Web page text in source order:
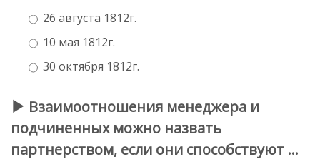
26 августа 1812г.
10 мая 1812г.
30 октября 1812г.
Взаимоотношения менеджера и
подчиненных можно назвать
партнерством, если они способствуют …